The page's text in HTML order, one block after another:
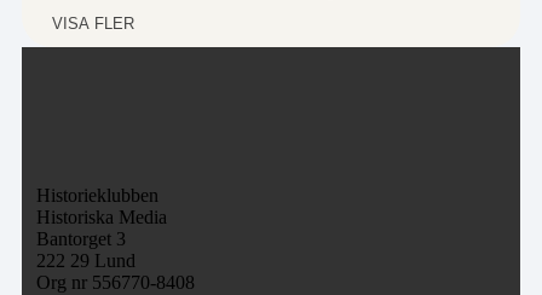
VISA FLER
Historieklubben
Historiska Media
Bantorget 3
222 29 Lund
Org nr 556770-8408